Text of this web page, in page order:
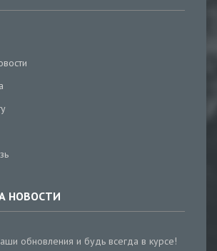
НОВОСТИ
обновления и будь всегда в курсе!